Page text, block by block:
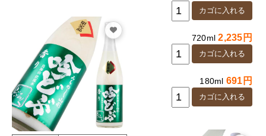
720ml2,235円
180ml 691円